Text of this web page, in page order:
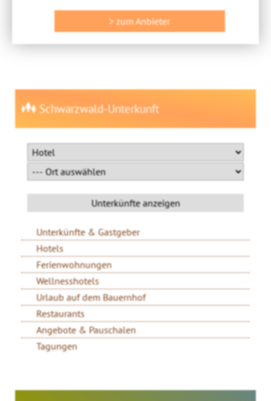
> zum Anbieter
Schwarzwald-Unterkunft
Unterkünfte & Gastgeber
Hotels
Ferienwohnungen
Wellnesshotels
Urlaub auf dem Bauernhof
Restaurants
Angebote & Pauschalen
Tagungen